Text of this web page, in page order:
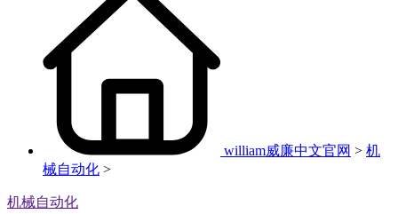
william威廉中文官网 > 机
械自动化 >
机械自动化